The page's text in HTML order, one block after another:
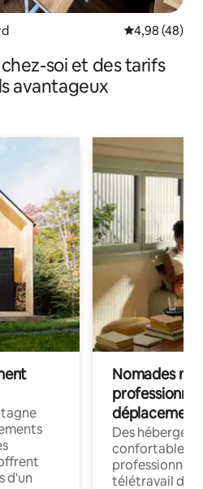
Évaluation
4,98 (48)
soi et des tarifs
avantageux
d'un
Nomades
déplacement
Des
confortables
professionnels
télétravail